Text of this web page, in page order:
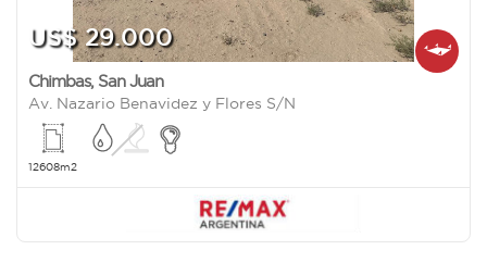
US$ 29.000
Chimbas, San Juan
Av. Nazario Benavidez y Flores S/N
12608m2